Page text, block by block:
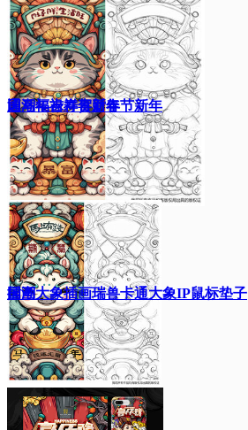
通马年吉祥贺新年
国潮福禄寿喜财春节新年
插画
国潮大象插画瑞兽卡通大象IP鼠标垫子